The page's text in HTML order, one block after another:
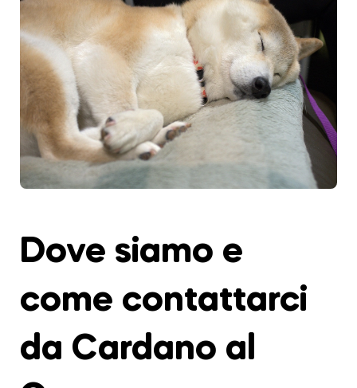
Dove siamo e
come contattarci
da Cardano al